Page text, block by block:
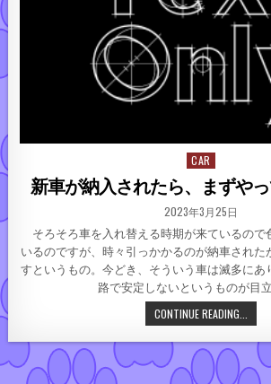
Posted in
CAR
新車が納入されたら、まずや
PUBLISHED DATE:
2023年3月25日
そろそろ車を入れ替える時期が来ているので
いるのですが、時々引っかかるのが納車された
すというもの。今どき、そういう車は滅多にあ
路で安定しないというものが目
CONTINUE READING...